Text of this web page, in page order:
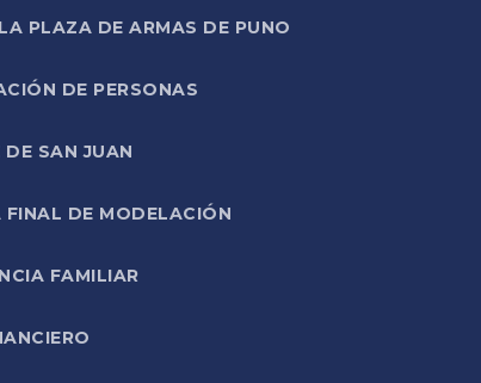
PLAZA DE ARMAS DE PUNO
DE PERSONAS
SAN JUAN
FINAL DE MODELACIÓN
FAMILIAR